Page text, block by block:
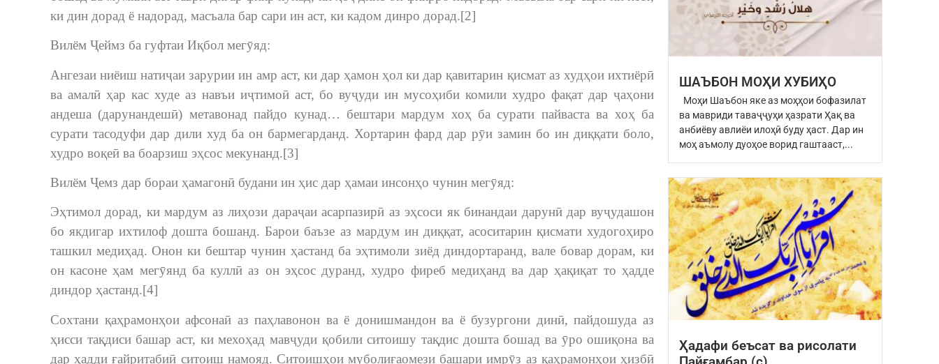
ки дин дорад ё надорад, масъала бар сари ин аст, ки кадом динро дорад.[2]
Вилём Ҷеймз ба гуфтаи Иқбол мегӯяд:
Ангезаи ниёиш натиҷаи зарурии ин амр аст, ки дар ҳамон ҳол ки дар қавитарин қисмат аз худҳои ихтиёрӣ
ва амалӣ ҳар кас худе аз навъи иҷтимоӣ аст, бо вуҷуди ин мусоҳиби комили худро фақат дар ҷаҳони
андеша (дарунандешӣ) метавонад пайдо кунад… бештари мардум хоҳ ба сурати пайваста ва хоҳ ба
сурати тасодуфи дар дили худ ба он бармегарданд. Хортарин фард дар рӯи замин бо ин диққати боло,
худро воқеӣ ва боарзиш эҳсос мекунанд.[3]
Вилём Ҷемз дар бораи ҳамагонӣ будани ин ҳис дар ҳамаи инсонҳо чунин мегӯяд:
Эҳтимол дорад, ки мардум аз лиҳози дараҷаи асарпазирӣ аз эҳсоси як бинандаи дарунӣ дар вуҷудашон
бо якдигар ихтилоф дошта бошанд. Барои баъзе аз мардум ин диққат, асоситарин қисмати худогоҳиро
ташкил медиҳад. Онон ки бештар чунин ҳастанд ба эҳтимоли зиёд диндортаранд, вале бовар дорам, ки
он касоне ҳам мегӯянд ба куллӣ аз он эҳсос дуранд, худро фиреб медиҳанд ва дар ҳақиқат то ҳадде
диндор ҳастанд.[4]
Сохтани қаҳрамонҳои афсонаӣ аз паҳлавонон ва ё донишмандон ва ё бузургони динӣ, пайдошуда аз
ҳисси тақдиси башар аст, ки мехоҳад мавҷуди қобили ситоишу тақдис дошта бошад ва ӯро ошиқона ва
дар ҳадди ғайритабиӣ ситоиш намояд. Ситоишҳои муболиғаомези башари имрӯз аз қаҳрамонҳои ҳизбӣ
ШАЪБОН МОҲИ ХУБИҲО
Моҳи Шаъбон яке аз моҳҳои бофазилат
ва мавриди таваҷҷуҳи ҳазрати Ҳақ ва
анбиёву авлиёи илоҳӣ буду ҳаст. Дар ин
моҳ аъмолу дуоҳое ворид гаштааст,...
Ҳадафи беъсат ва рисолати